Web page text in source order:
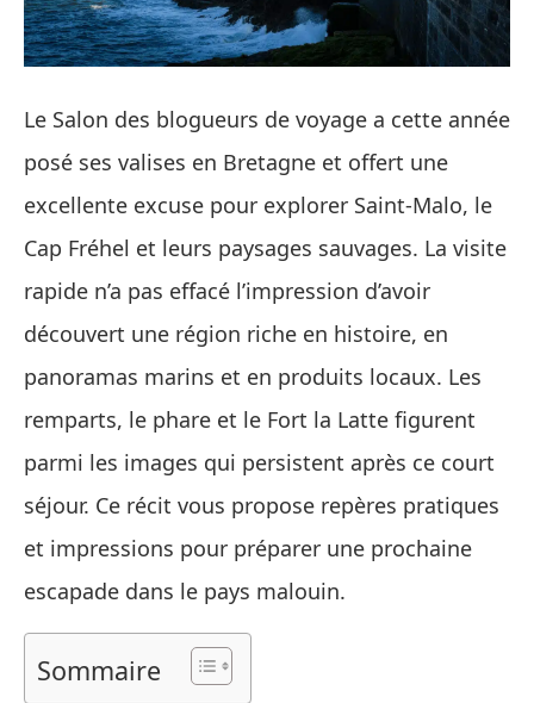
Le Salon des blogueurs de voyage a cette année
posé ses valises en Bretagne et offert une
excellente excuse pour explorer Saint‑Malo, le
Cap Fréhel et leurs paysages sauvages. La visite
rapide n’a pas effacé l’impression d’avoir
découvert une région riche en histoire, en
panoramas marins et en produits locaux. Les
remparts, le phare et le Fort la Latte figurent
parmi les images qui persistent après ce court
séjour. Ce récit vous propose repères pratiques
et impressions pour préparer une prochaine
escapade dans le pays malouin.
Sommaire